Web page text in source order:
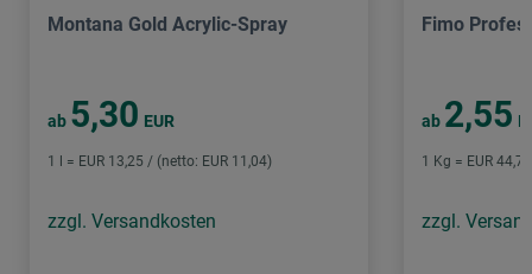
Montana Gold Acrylic-Spray
ab 5,30 EUR
1 l = EUR 13,25 / (netto: EUR 11,04)
zzgl. Versandkosten
Fimo
ab 2,55
1 Kg = EUR
zzgl.